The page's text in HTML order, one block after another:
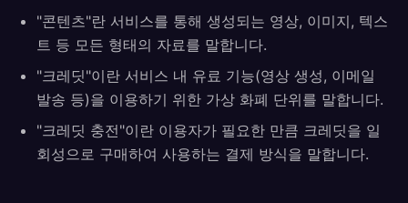
"콘텐츠"란 서비스를 통해 생성되는 영상, 이미지, 텍스
트 등 모든 형태의 자료를 말합니다.
"크레딧"이란 서비스 내 유료 기능(영상 생성, 이메일
발송 등)을 이용하기 위한 가상 화폐 단위를 말합니다.
"크레딧 충전"이란 이용자가 필요한 만큼 크레딧을 일
회성으로 구매하여 사용하는 결제 방식을 말합니다.